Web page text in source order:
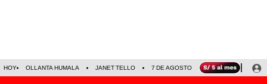
HOY OLLANTA HUMALA JANET TELLO 7 DE AGOSTO TINKA RESULTADOS